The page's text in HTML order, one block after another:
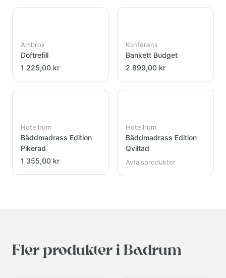
Ambrox
Doftrefill
1 225,00 kr
Konferens
Bankett Budget
2 899,00 kr
Hotellrum
Bäddmadrass Edition
Pikerad
1 355,00 kr
Hotellrum
Bäddmadrass Edition
Qviltad
Avtalsprodukter
Fler produkter i Badrum